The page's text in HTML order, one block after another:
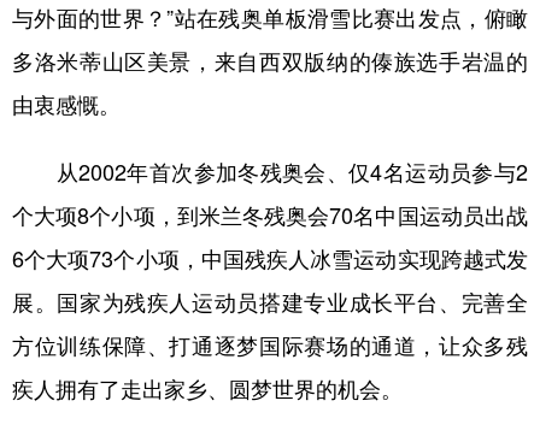
与外面的世界？”站在残奥单板滑雪比赛出发点，俯瞰
多洛米蒂山区美景，来自西双版纳的傣族选手岩温的
由衷感慨。
从2002年首次参加冬残奥会、仅4名运动员参与2
个大项8个小项，到米兰冬残奥会70名中国运动员出战
6个大项73个小项，中国残疾人冰雪运动实现跨越式发
展。国家为残疾人运动员搭建专业成长平台、完善全
方位训练保障、打通逐梦国际赛场的通道，让众多残
疾人拥有了走出家乡、圆梦世界的机会。